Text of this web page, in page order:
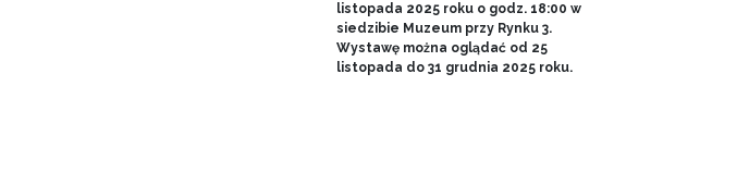
listopada 2025 roku o godz. 18:00 w
siedzibie Muzeum przy Rynku 3.
Wystawę można oglądać od 25
listopada do 31 grudnia 2025 roku.